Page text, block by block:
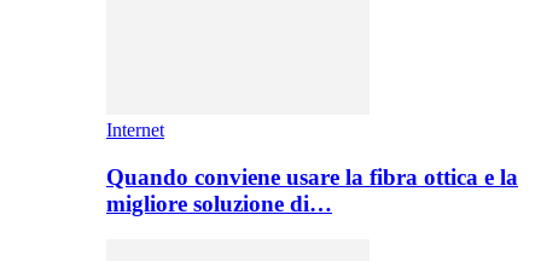
Internet
Quando conviene usare la fibra ottica e la
migliore soluzione di…